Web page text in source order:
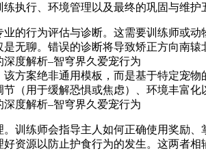
执行、环境管理以及最终的巩固与维
的行为评估与诊断。这需要训练师或
无聊。错误的诊断将导致矫正方向南
方案绝非通用模板，而是基于特定宠
（用于缓解恐惧或焦虑）、环境丰富
训练师会指导主人如何正确使用奖励
资源以防止护食行为的发生。这两者相